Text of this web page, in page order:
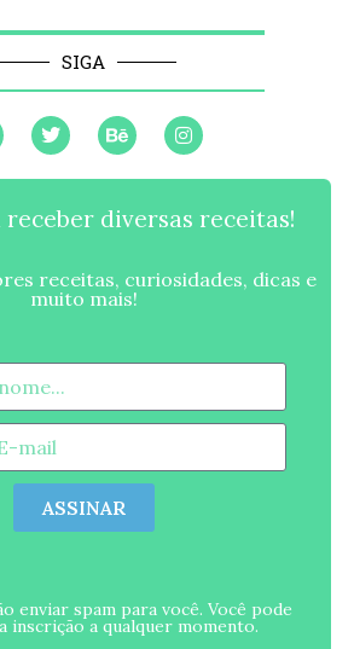
SIGA
receber diversas receitas!
receitas, curiosidades, dicas e
muito mais!
ASSINAR
enviar spam para você. Você pode
inscrição a qualquer momento.